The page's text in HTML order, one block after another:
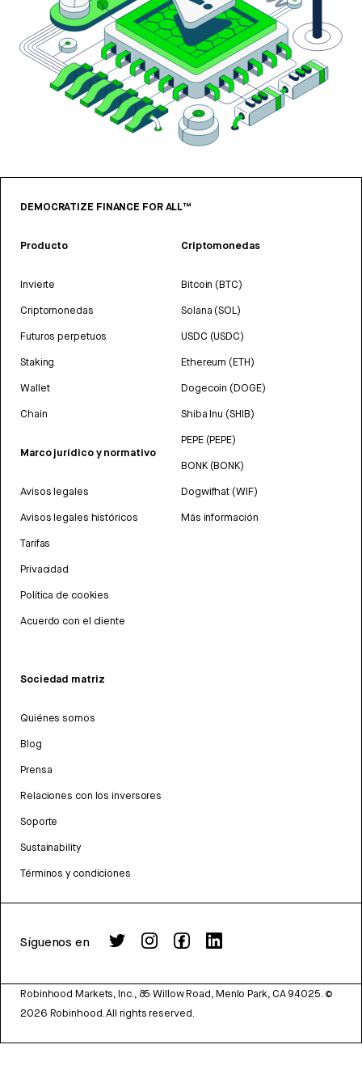
DEMOCRATIZE FINANCE FOR ALL™
Producto
Invierte
Criptomonedas
Futuros perpetuos
Staking
Wallet
Chain
Marco jurídico y normativo
Avisos legales
Avisos legales históricos
Tarifas
Privacidad
Política de cookies
Acuerdo con el cliente
Criptomonedas
Bitcoin (BTC)
Solana (SOL)
USDC (USDC)
Ethereum (ETH)
Dogecoin (DOGE)
Shiba Inu (SHIB)
PEPE (PEPE)
BONK (BONK)
Dogwifhat (WIF)
Más información
Sociedad matriz
Quiénes somos
Blog
Prensa
Relaciones con los inversores
Soporte
Sustainability
Términos y condiciones
Síguenos en
Robinhood Markets, Inc., 85 Willow Road, Menlo Park, CA 94025. ©
2026 Robinhood. All rights reserved.